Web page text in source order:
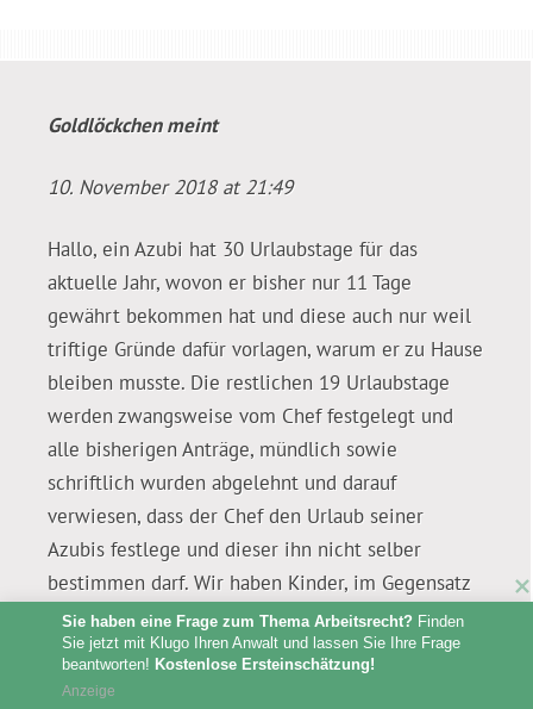
Goldlöckchenmeint
10. November 2018 at 21:49
Hallo, ein Azubi hat 30 Urlaubstage für das
aktuelle Jahr, wovon er bisher nur 11 Tage
gewährt bekommen hat und diese auch nur weil
triftige Gründe dafür vorlagen, warum er zu Hause
bleiben musste. Die restlichen 19 Urlaubstage
werden zwangsweise vom Chef festgelegt und
alle bisherigen Anträge, mündlich sowie
schriftlich wurden abgelehnt und darauf
verwiesen, dass der Chef den Urlaub seiner
Azubis festlege und dieser ihn nicht selber
bestimmen darf. Wir haben Kinder, im Gegensatz
zu den restlichen Kollegen und die Urlaube
werden mit Begründungen wie „zu der Zeit ist
Azubi x aber nicht da“ oder „du hast Schule und
Sie haben eine Frage zum Thema Arbeitsrecht? Finden
Sie jetzt mit Klugo Ihren Anwalt und lassen Sie Ihre Frage
beantworten! Kostenlose Ersteinschätzung!
Anzeige